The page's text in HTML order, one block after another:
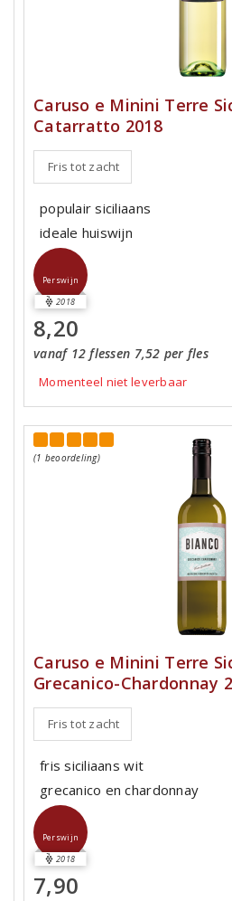
Caruso e Minini Terre
Catarratto 2018
Fris tot zacht
populair siciliaans
ideale huiswijn
Perswijn
2018
8,20
vanaf 12 flessen 7,52 per fles
Momenteel niet leverbaar
(1 beoordeling)
Caruso e Minini Terre
Grecanico-Chardonnay
Fris tot zacht
fris siciliaans wit
grecanico en chardonnay
Perswijn
2018
7,90